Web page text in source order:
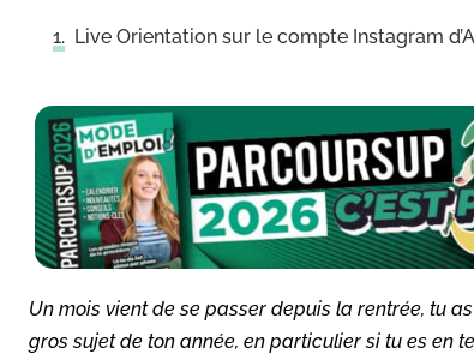
Live Orientation sur le compte Instagram
Un mois vient de se passer depuis la rentrée, tu
gros sujet de ton année, en particulier si tu es en